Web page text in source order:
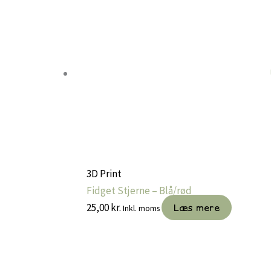
3D Print
Fidget Stjerne – Blå/rød
25,00kr. Inkl. moms Læs mere